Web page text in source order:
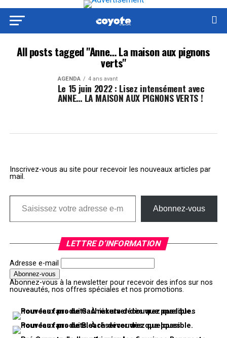
All posts tagged "Anne… La maison aux pignons
verts"
AGENDA 4 ans avant
Le 15 juin 2022 : Lisez intensément avec
ANNE… LA MAISON AUX PIGNONS VERTS !
Inscrivez-vous au site pour recevoir les nouveaux articles par
mail.
Saisissez votre adresse e-mail…
Abonnez-vous
LETTRE D’INFORMATION
Adresse e-mail
Abonnez-vous à la newsletter pour recevoir des infos sur nos
nouveautés, nos offres spéciales et nos promotions.